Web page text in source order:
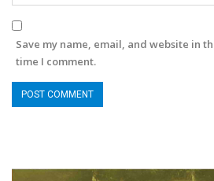
Save my name, email, and website in
time I comment.